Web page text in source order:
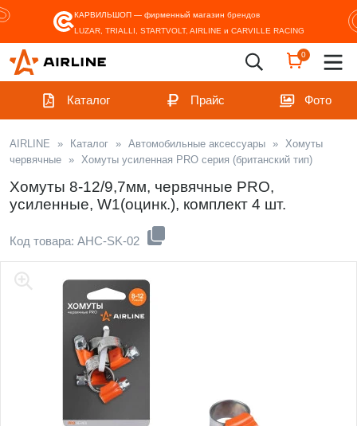
КАРВИЛЬШОП — фирменный магазин брендов
LUZAR, TRIALLI, STARTVOLT, AIRLINE и CARVILLE RACING
0
Каталог Прайс Фото
AIRLINE » Каталог » Автомобильные аксессуары » Хомуты
червячные » Хомуты усиленная PRO серия (британский тип)
Хомуты 8-12/9,7мм, червячные PRO,
усиленные, W1(оцинк.), комплект 4 шт.
Код товара: AHC-SK-02